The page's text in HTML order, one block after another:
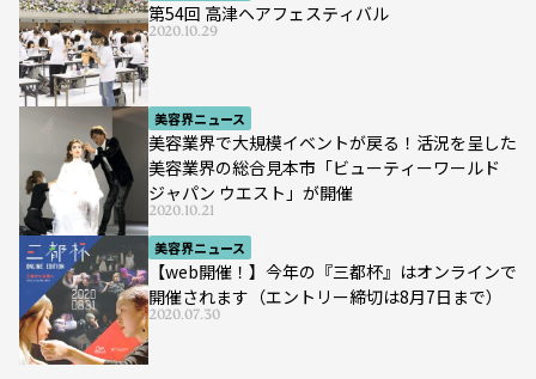
第54回 高津ヘアフェスティバル
2020.10.29
美容界ニュース
美容業界で大規模イベントが戻る！活況を呈した
美容業界の総合見本市「ビューティーワールド
ジャパン ウエスト」が開催
2020.10.21
美容界ニュース
【web開催！】今年の『三都杯』はオンラインで
開催されます（エントリー締切は8月7日まで）
2020.07.30